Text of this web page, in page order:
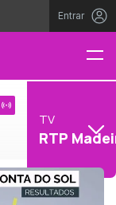
Entrar
TV
RTP